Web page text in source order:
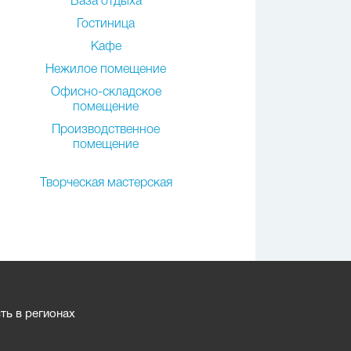
Гостиница
Кафе
Нежилое помещение
Офисно-складское
помещение
Производственное
помещение
Творческая мастерская
в регионах